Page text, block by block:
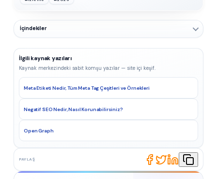
İçindekiler
İlgili kaynak yazıları
Kaynak merkezindeki sabit komşu yazılar — site içi keşif.
Meta Etiketi Nedir, Tüm Meta Tag Çeşitleri ve Örnekleri
Negatif SEO Nedir, Nasıl Korunabilirsiniz?
Open Graph
PAYLAŞ